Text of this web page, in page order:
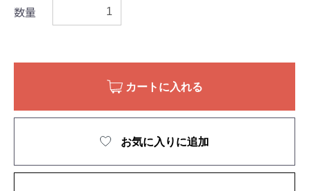
数量
カートに入れる
お気に入りに追加